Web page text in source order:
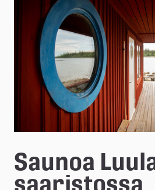
m
n
Saunoa
saaristossa